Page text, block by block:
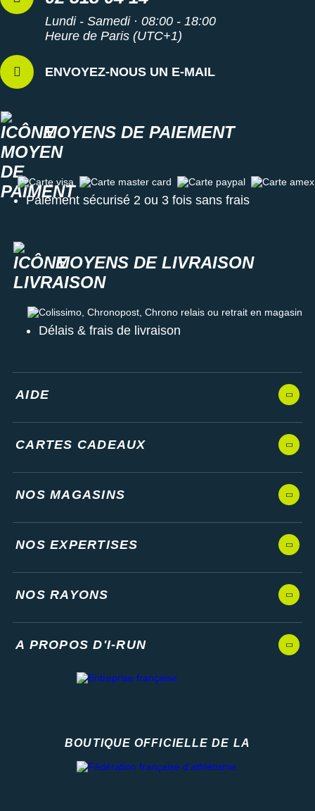
Lundi - Samedi · 08:00 - 18:00
Heure de Paris (UTC+1)
ENVOYEZ-NOUS UN E-MAIL
MOYENS DE PAIEMENT
Carte visa Carte master card Carte paypal Carte amex
Paiement sécurisé 2 ou 3 fois sans frais
MOYENS DE LIVRAISON
Colissimo, Chronopost, Chrono relais ou retrait en magasin
Délais & frais de livraison
AIDE
CARTES CADEAUX
NOS MAGASINS
NOS EXPERTISES
NOS RAYONS
A PROPOS D'I-RUN
BOUTIQUE OFFICIELLE DE LA